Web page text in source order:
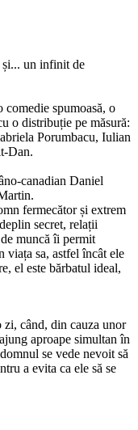
și... un infinit de
comedie spumoasă, o
o distribuție pe măsură:
Porumbacu, Iulian
Dan.
canadian Daniel
fermecător și extrem
secret, relații
muncă îi permit
viața sa, astfel încât ele
el este bărbatul ideal,
zi, când, din cauza unor
aproape simultan în
se vede nevoit să
a evita ca ele să se